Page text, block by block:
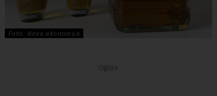
Foto: Nova ekonomija